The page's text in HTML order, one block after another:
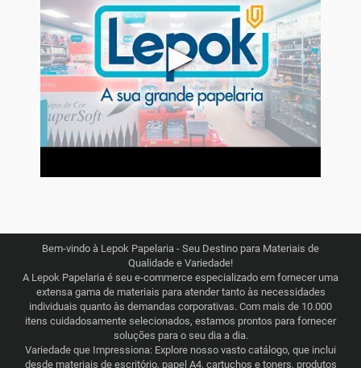
▶
Bem-vindo à Lepok Papelaria - Seu Destino para Materiais de
Qualidade e Variedade!
A Lepok Papelaria é seu e-commerce especializado em fornecer uma
extensa gama de materiais para atender tanto às necessidades
individuais quanto às demandas corporativas. Com mais de 10.000
itens cuidadosamente selecionados, estamos prontos para fornecer
soluções para o seu dia a dia.
Variedade que Impressiona: Explore nosso vasto catálogo, que inclui
desde materiais de escritório, papel A4, cartuchos e toners, produtos